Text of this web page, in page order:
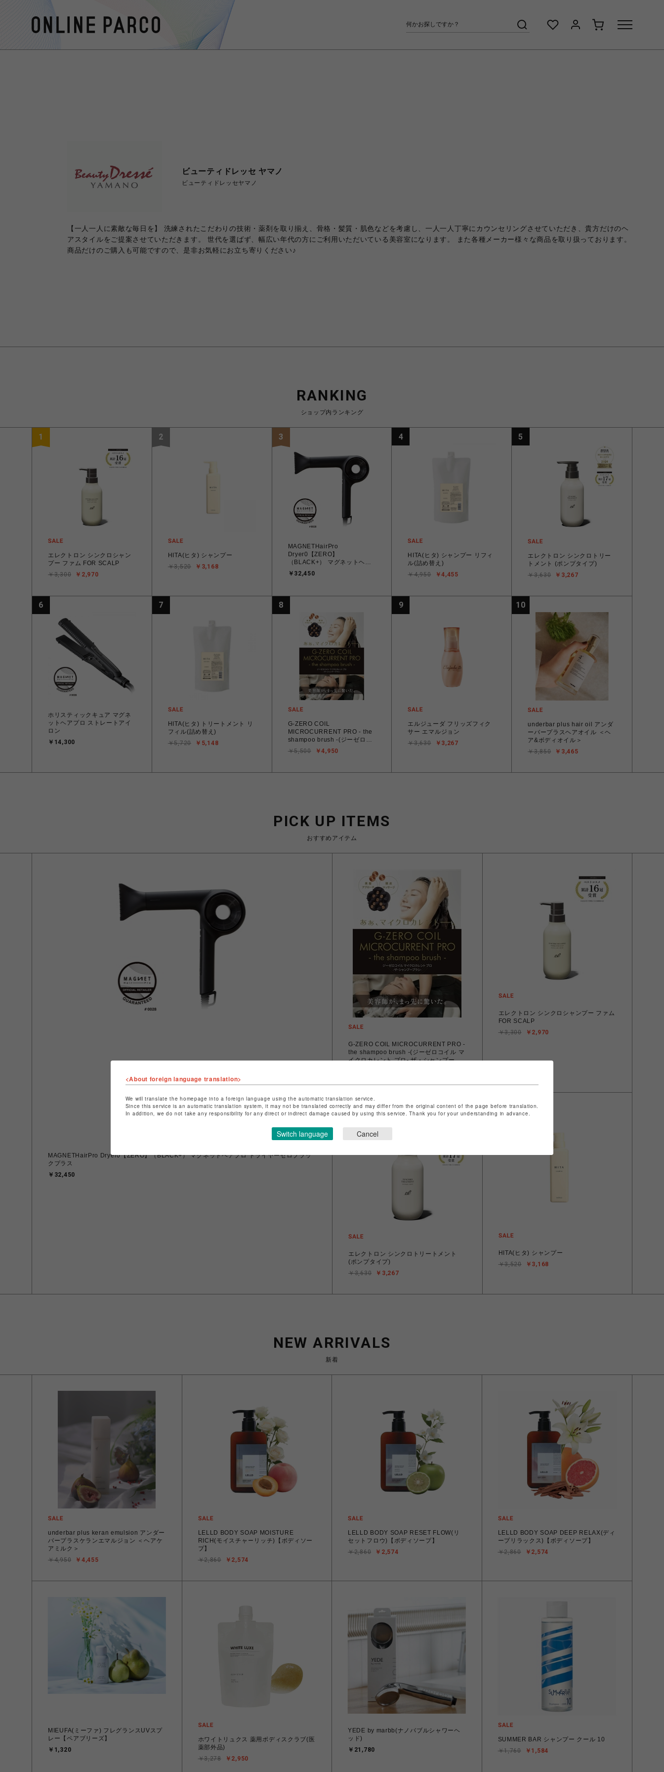
ビューティドレッセ ヤマノ
ビューティドレッセヤマノ
【一人一人に素敵な毎日を】 洗練されたこだわりの技術・薬剤を取り揃え、骨格・髪質・肌色などを考慮し、一人一人丁寧にカウンセリングさせていただき、貴方だけのヘ
アスタイルをご提案させていただきます。 世代を選ばず、幅広い年代の方にご利用いただいている美容室になります。 また各種メーカー様々な商品を取り扱っております。
商品だけのご購入も可能ですので、是非お気軽にお立ち寄りください♪
RANKING
ショップ内ランキング
1
エレクトロン シンクロシャン
プー ファム FOR SCALP
￥2,970
￥3,300
2
HITA(ヒタ) シャンプー
￥3,168
￥3,520
3
MAGNETHairPro
Dryer0【ZERO】
（BLACK+） マグネットヘア
プロ ドライヤーゼロブラック
プラス
￥32,450
4
HITA(ヒタ) シャンプー リフィ
ル(詰め替え)
￥4,455
￥4,950
5
エレクトロン シンクロトリー
トメント (ポンプタイプ)
￥3,267
￥3,630
6
ホリスティックキュア マグネ
ットヘアプロ ストレートアイ
ロン
￥14,300
7
HITA(ヒタ) トリートメント リ
フィル(詰め替え)
￥5,148
￥5,720
8
G-ZERO COIL
MICROCURRENT PRO - the
shampoo brush -(ジーゼロコ
イル マイクロカレント プロ-
ザ・シャンプーブラシ -)
￥4,950
￥5,500
9
エルジューダ フリッズフィク
サー エマルジョン
￥3,267
￥3,630
10
underbar plus hair oil アンダ
ーバープラスヘアオイル ＜ヘ
ア&ボディオイル＞
￥3,465
￥3,850
PICK UP ITEMS
おすすめアイテム
MAGNETHairPro Dryer0【ZERO】（BLACK+） マグネットヘアプロ ドライヤーゼロブラッ
クプラス
￥32,450
G-ZERO COIL MICROCURRENT PRO -
the shampoo brush -(ジーゼロコイル マ
イクロカレント プロ- ザ・シャンプーブ
エレクトロン シンクロシャンプー ファム
FOR SCALP
￥2,970
￥3,300
エレクトロン シンクロトリートメント
(ポンプタイプ)
￥3,267
￥3,630
HITA(ヒタ) シャンプー
￥3,168
￥3,520
NEW ARRIVALS
新着
underbar plus keran emulsion アンダー
バープラスケランエマルジョン ＜ヘアケ
アミルク＞
￥4,455
￥4,950
LELLD BODY SOAP MOISTURE
RICH(モイスチャーリッチ)【ボディソー
プ】
￥2,574
￥2,860
LELLD BODY SOAP RESET FLOW(リ
セットフロウ)【ボディソープ】
￥2,574
￥2,860
LELLD BODY SOAP DEEP RELAX(ディ
ープリラックス)【ボディソープ】
￥2,574
￥2,860
MIEUFA(ミーファ) フレグランスUVスプ
レー【ペアブリーズ】
￥1,320
ホワイトリュクス 薬用ボディスクラブ(医
薬部外品)
￥2,950
￥3,278
YEDE by marbb(ナノバブルシャワーヘ
ッド)
￥21,780
SUMMER BAR シャンプー クール 10
￥1,584
￥1,760
<About foreign language translation>
We will translate the homepage into a foreign language using the automatic translation service.
Since this service is an automatic translation system, it may not be translated correctly and may differ from the original content of the page before translation.
In addition, we do not take any responsibility for any direct or indirect damage caused by using this service. Thank you for your understanding in advance.
Switch language Cancel